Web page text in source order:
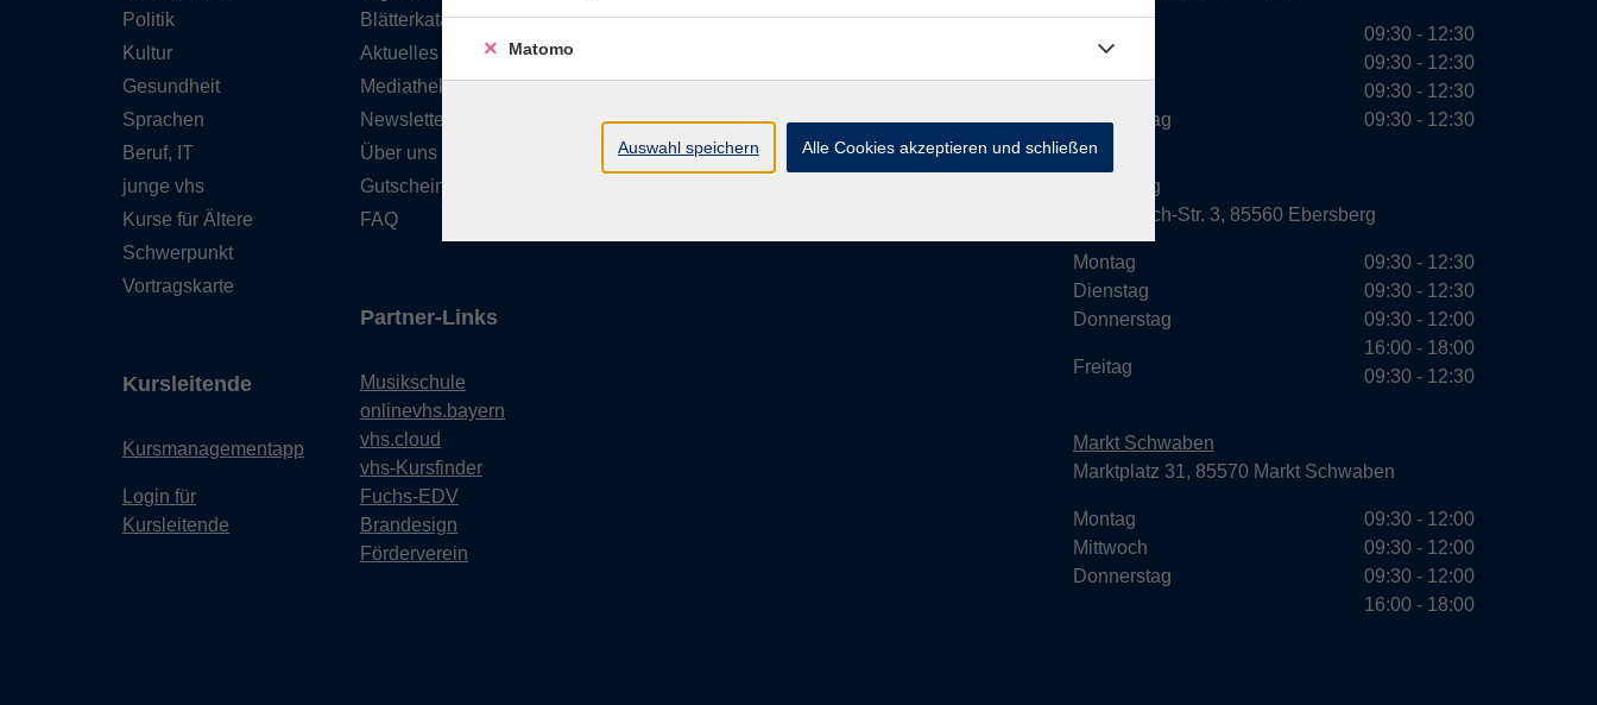
Politik
Kultur
Gesundheit
Sprachen
Beruf, IT
junge vhs
Kurse für Ältere
Schwerpunkt
Vortragskarte
Kursleitende
Kursmanagementapp
Login für
Kursleitende
Blätterkatalog
Aktuelles
Mediathek
Newsletter
Über uns
Gutschein
FAQ
Partner-Links
Musikschule
onlinevhs.bayern
vhs.cloud
vhs-Kursfinder
Fuchs-EDV
Brandesign
Förderverein
Donnerstag
09:30 - 12:30
09:30 - 12:30
09:30 - 12:30
09:30 - 12:30
Ebersberg
Dr.-Wintrich-Str. 3, 85560 Ebersberg
Montag
Dienstag
Donnerstag
Freitag
09:30 - 12:30
09:30 - 12:30
09:30 - 12:00
16:00 - 18:00
09:30 - 12:30
Markt Schwaben
Marktplatz 31, 85570 Markt Schwaben
Montag
Mittwoch
Donnerstag
09:30 - 12:00
09:30 - 12:00
09:30 - 12:00
16:00 - 18:00
Matomo
Auswahl speichern Alle Cookies akzeptieren und schließen